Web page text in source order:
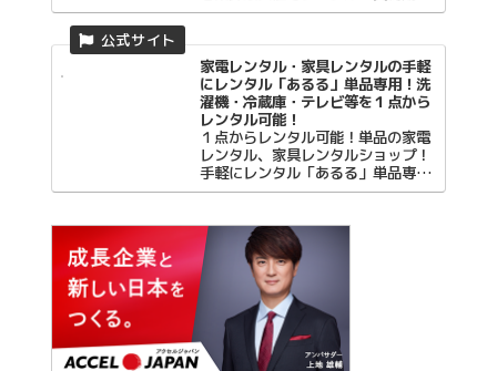
は短期（1ヵ月・3ヵ月・半年）・長
振込・クレジットカード・コンビニ
後払い・口座引落（契約期間に拠
る）からご選択...
家電レンタル・家具レンタルの手軽
にレンタル「あるる」単品専用！洗
濯機・冷蔵庫・テレビ等を１点から
レンタル可能！
１点からレンタル可能！単品の家電
レンタル、家具レンタルショップ！
手軽にレンタル「あるる」単品専用
サイト！